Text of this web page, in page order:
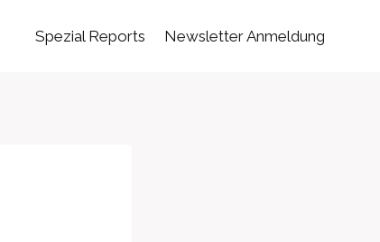
Spezial Reports Newsletter Anmeldung